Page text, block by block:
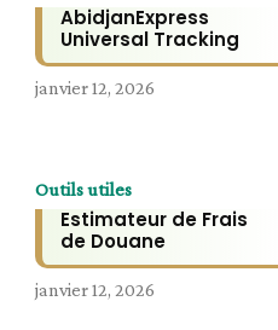
AbidjanExpress
Universal Tracking
janvier 12, 2026
Outils utiles
Estimateur de Frais
de Douane
janvier 12, 2026